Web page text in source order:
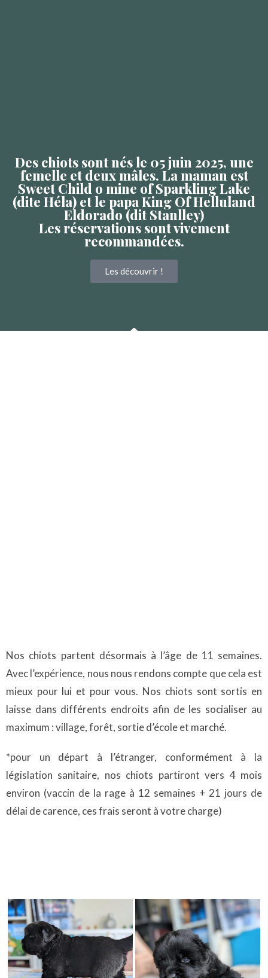
Des chiots sont nés le 05 juin 2025, une
femelle et deux mâles. La maman est
Sweet Child o mine of Sparkling Lake
(dite Héla) et le papa King Of Helluland
Eldorado (dit Stanlley)
Les réservations sont vivement
recommandées.
Les découvrir !
Nos chiots partent désormais à l’âge de 11 semaines.
Avec l’expérience, nous nous rendons compte que cela est
mieux pour lui et pour vous. Nos chiots sont sortis en
laisse dans différents endroits afin de les socialiser au
maximum : village, forêt, sortie d’école et marché.
*pour un départ à l’étranger, conformément à la
législation sanitaire, nos chiots partiront vers 4 mois
environ (vaccin de la rage à 12 semaines + 21 jours de
délai de carence, ces frais seront à votre charge)